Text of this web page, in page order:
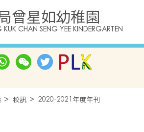
曾星如幼稚園
KUK CHAN SENG YEE KINDERGARTEN
校訊 2020-2021年度年刊